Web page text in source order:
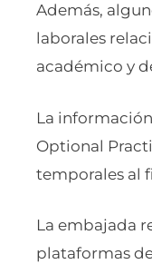
Además,
laborales
académico y
La
Optional
temporales al
La embajada
plataformas